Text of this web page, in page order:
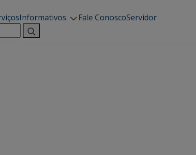
Informativos Fale ConoscoServidor